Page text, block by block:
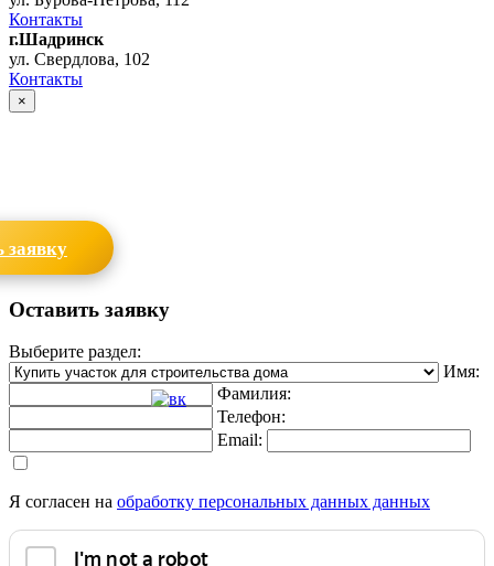
Контакты
г.Шадринск
ул. Свердлова, 102
Контакты
×
заявку
Оставить заявку
Выберите раздел:
Имя:
Фамилия:
Телефон:
Email:
Я согласен на обработку персональных данных данных